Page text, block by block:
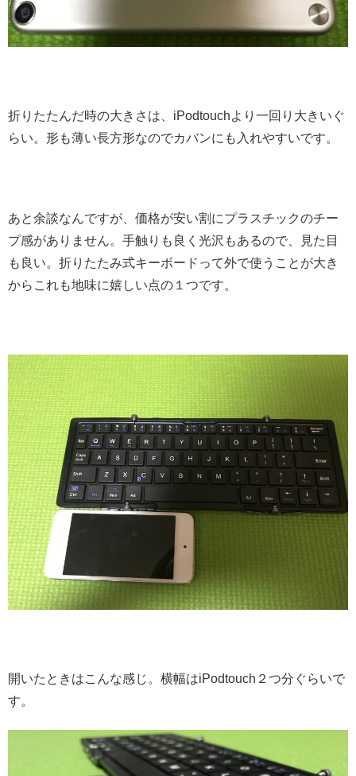
折りたたんだ時の大きさは、iPodtouchより一回り大きいぐ
らい。形も薄い長方形なのでカバンにも入れやすいです。
あと余談なんですが、価格が安い割にプラスチックのチー
プ感がありません。手触りも良く光沢もあるので、見た目
も良い。折りたたみ式キーボードって外で使うことが大き
からこれも地味に嬉しい点の１つです。
開いたときはこんな感じ。横幅はiPodtouch２つ分ぐらいで
す。